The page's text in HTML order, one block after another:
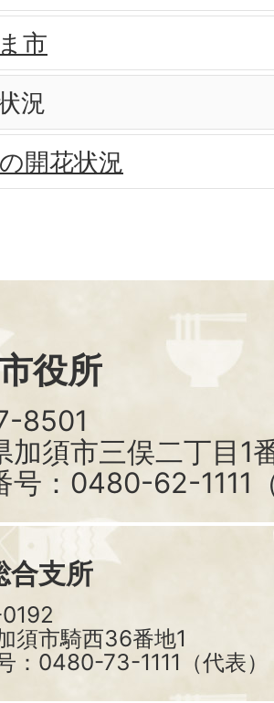
市
況
開花状況
役所
8501
加須市三俣二丁目1
号：0480-62-1111
合支所
須市騎西36番地1
：0480-73-1111（代表）